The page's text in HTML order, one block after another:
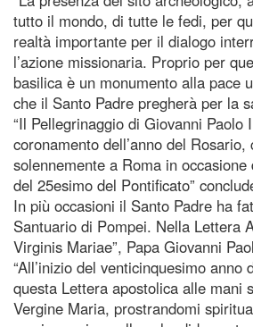
tutto il mondo, di tutte le fedi, per
realtà importante per il dialogo
l’azione missionaria. Proprio per
basilica è un monumento alla pace
che il Santo Padre pregherà per la
“Il Pellegrinaggio di Giovanni Paolo
coronamento dell’anno del
solennemente a Roma in
del 25esimo del Pontificato”
In più occasioni il Santo Padre ha
Santuario di Pompei. Nella Lettera
Virginis Mariae”, Papa Giovanni
“All’inizio del venticinquesimo anno
questa Lettera apostolica alle mani
Vergine Maria, prostrandomi